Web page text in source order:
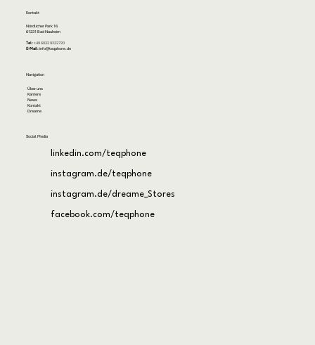
Kontakt
Nördlicher Park 16
61231 Bad Nauheim
Tel:+49 6032 9232720
E-Mail:info@teqphone.de
Navigation
Über uns
Karriere
News
Kontakt
Dreame
Social Media
linkedin.com/teqphone
instagram.de/teqphone
instagram.de/dreame_Stores
facebook.com/teqphone